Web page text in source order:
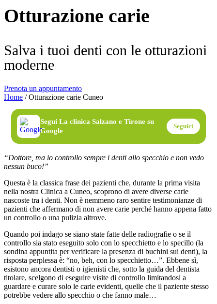
Otturazione carie
Salva i tuoi denti con le otturazioni
moderne
Prenota un appuntamento
Home /Otturazione carie Cuneo
Segui La clinica Salzano e Tirone su
Google
Seguici
“Dottore, ma io controllo sempre i denti allo specchio e non vedo
nessun buco!”
Questa è la classica frase dei pazienti che, durante la prima visita
nella nostra Clinica a Cuneo, scoprono di avere diverse carie
nascoste tra i denti. Non è nemmeno raro sentire testimonianze di
pazienti che affermano di non avere carie perché hanno appena fatto
un controllo o una pulizia altrove.
Quando poi indago se siano state fatte delle radiografie o se il
controllo sia stato eseguito solo con lo specchietto e lo specillo (la
sondina appuntita per verificare la presenza di buchini sui denti), la
risposta perplessa è: “no, beh, con lo specchietto…”. Ebbene sì,
esistono ancora dentisti o igienisti che, sotto la guida del dentista
titolare, scelgono di eseguire visite di controllo limitandosi a
guardare e curare solo le carie evidenti, quelle che il paziente stesso
potrebbe vedere allo specchio o che fanno male…